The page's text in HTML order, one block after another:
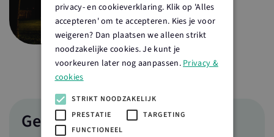
Gegevens
privacy- en cookieverklaring. Klik op 'Alles
accepteren' om te accepteren. Kies je voor
weigeren? Dan plaatsen we alleen strikt
noodzakelijke cookies. Je kunt je
voorkeuren later nog aanpassen. Privacy &
cookies
STRIKT NOODZAKELIJK
PRESTATIE
TARGETING
FUNCTIONEEL